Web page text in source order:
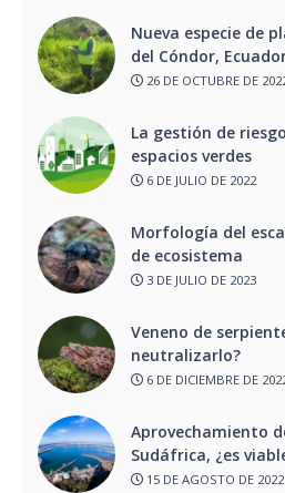
Nueva especie de
del Cóndor,
26 DE OCTUBRE DE
La gestión de
espacios verdes
6 DE JULIO DE 2022
Morfología del
de ecosistema
3 DE JULIO DE 2023
Veneno de
neutralizarlo?
6 DE DICIEMBRE DE
Aprovechamiento
Sudáfrica, ¿es
15 DE AGOSTO DE 2022